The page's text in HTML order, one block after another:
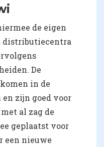
de eigen
distributiecentra
De
in de
zijn goed voor
met al zag de
geplaatst voor
een nieuwe